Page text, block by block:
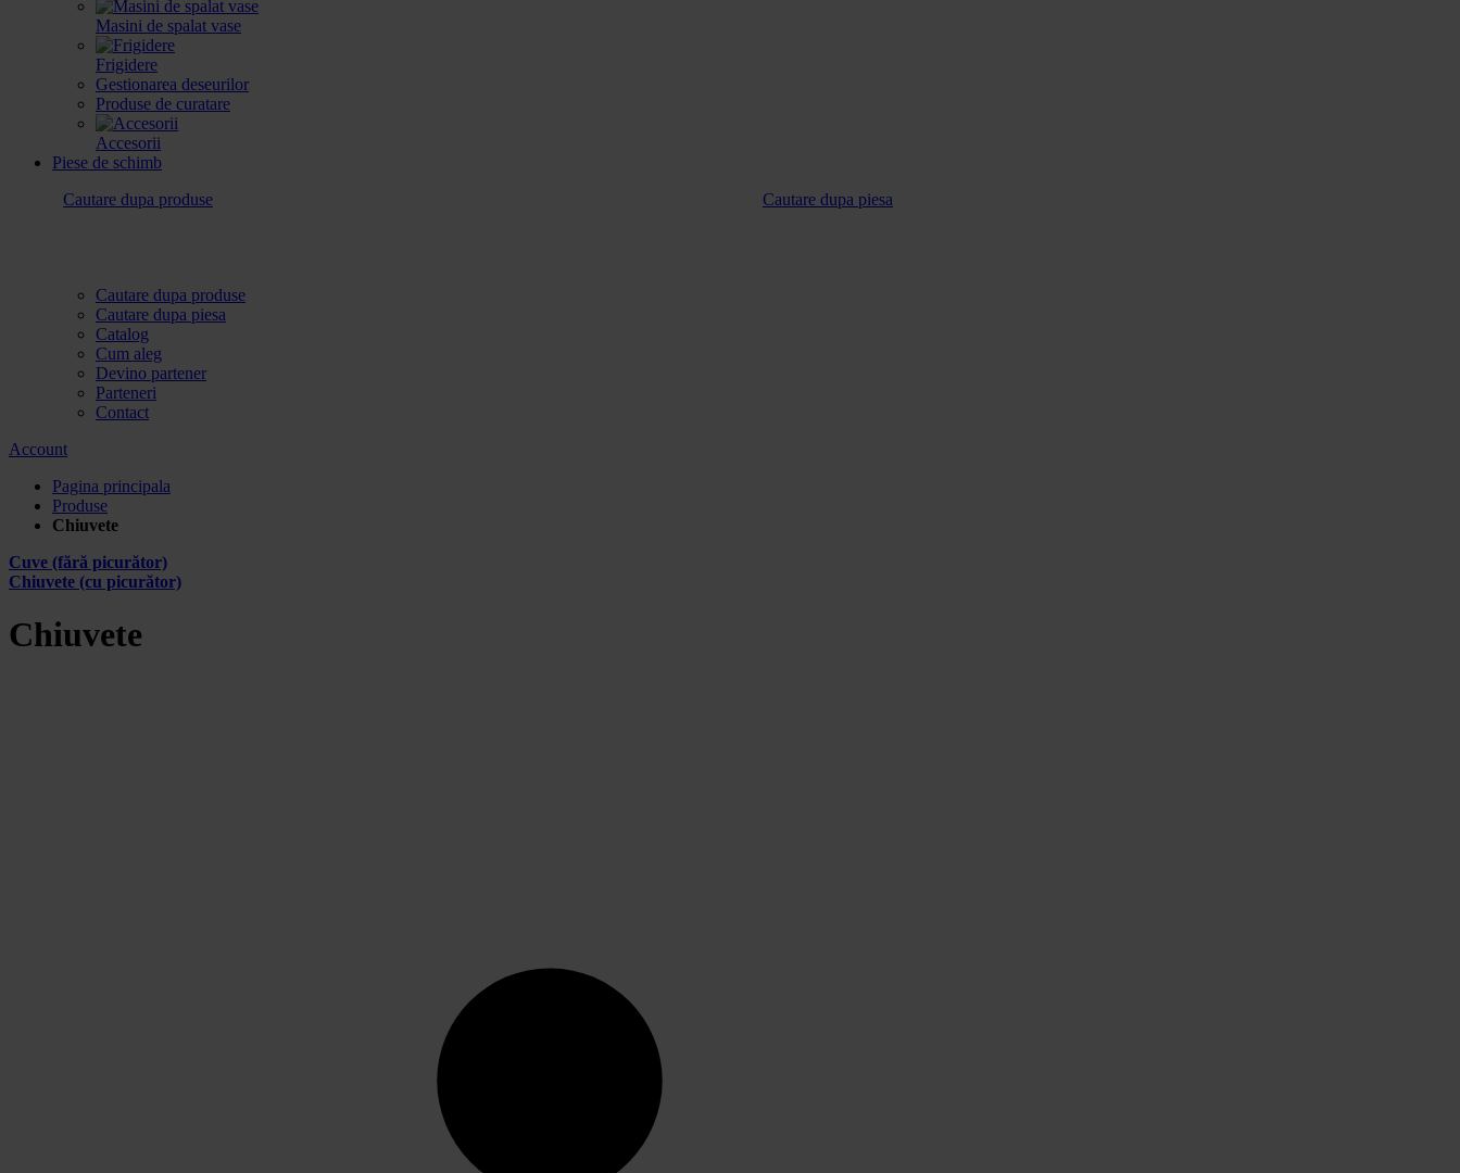
Masini de spalat vase
Frigidere
Gestionarea deseurilor
Produse de curatare
Accesorii
Piese de schimb
Cautare dupa produse
Cautare dupa piesa
Cautare dupa produse
Cautare dupa piesa
Catalog
Cum aleg
Devino partener
Parteneri
Contact
Account
Pagina principala
Produse
Chiuvete
Cuve (fără picurător)
Chiuvete (cu picurător)
Chiuvete